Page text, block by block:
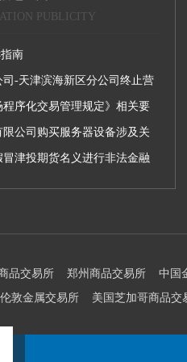
PUBLICITY
南
-天津滨海新区分公司终止营
序化交易管理规定》相关要
整及客户通知
公司购买服务器设备涉及关
津投期货名义进行非法金融
品交易所 郑州商品交易所 中国
伦敦金属交易所
美国芝加哥商品交